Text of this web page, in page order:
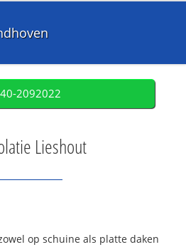
2092022
Lieshout
op schuine als platte daken